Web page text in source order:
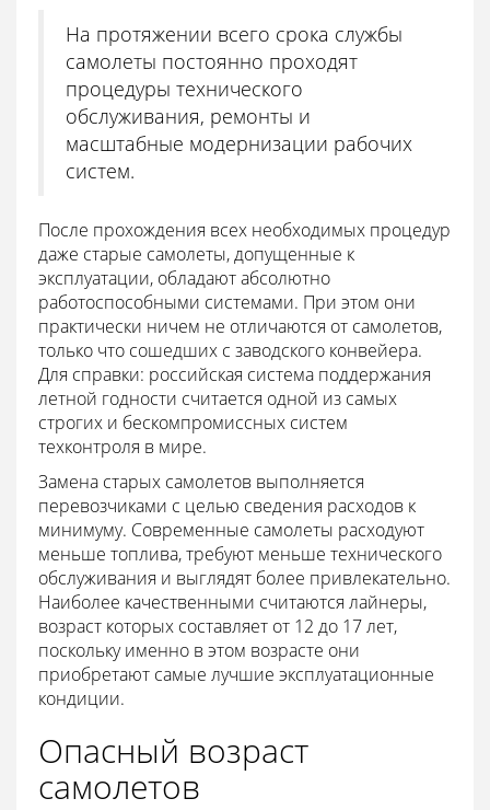
На протяжении всего срока службы
самолеты постоянно проходят
процедуры технического
обслуживания, ремонты и
масштабные модернизации рабочих
систем.
После прохождения всех необходимых процедур
даже старые самолеты, допущенные к
эксплуатации, обладают абсолютно
работоспособными системами. При этом они
практически ничем не отличаются от самолетов,
только что сошедших с заводского конвейера.
Для справки: российская система поддержания
летной годности считается одной из самых
строгих и бескомпромиссных систем
техконтроля в мире.
Замена старых самолетов выполняется
перевозчиками с целью сведения расходов к
минимуму. Современные самолеты расходуют
меньше топлива, требуют меньше технического
обслуживания и выглядят более привлекательно.
Наиболее качественными считаются лайнеры,
возраст которых составляет от 12 до 17 лет,
поскольку именно в этом возрасте они
приобретают самые лучшие эксплуатационные
кондиции.
Опасный возраст
самолетов